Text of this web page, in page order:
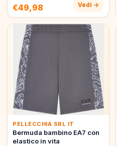
€49,98 Vedi →
PELLECCHIA SRL IT
Bermuda bambino EA7 con
elastico in vita